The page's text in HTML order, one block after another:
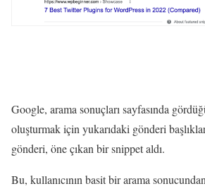
Google, arama sonuçları sayfasında
oluşturmak için yukarıdaki gönderi
gönderi, öne çıkan bir snippet aldı.
Bu, kullanıcının basit bir arama